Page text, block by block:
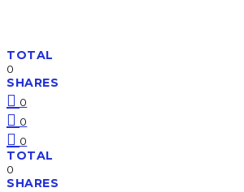
TOTAL
0
SHARES
0
0
0
TOTAL
0
SHARES